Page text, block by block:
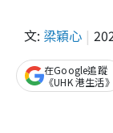
文: 梁穎心
在Google追蹤
《UHK 港生活》